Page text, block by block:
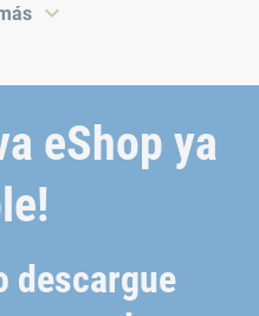
eShop ya
descargue